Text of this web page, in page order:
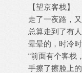
【望京客栈】
走了一夜路，
总算走到了有
晕晕的，时冷
“前面有个客栈
手擦了擦脸上